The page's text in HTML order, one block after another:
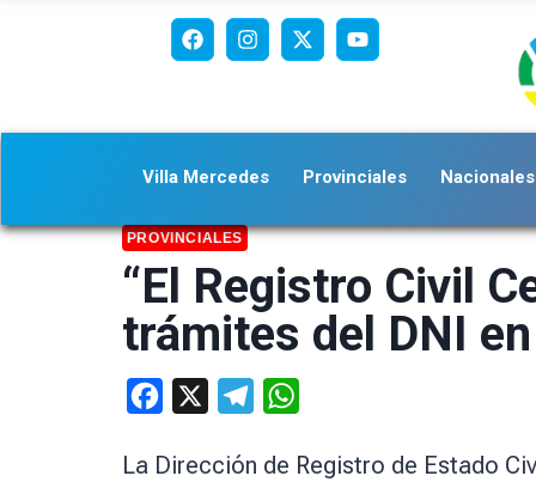
Villa Mercedes Provinciales Nacionales
PROVINCIALES
“El Registro Civil
trámites del DNI
Facebook Telegram
La Dirección de Registro de Estado